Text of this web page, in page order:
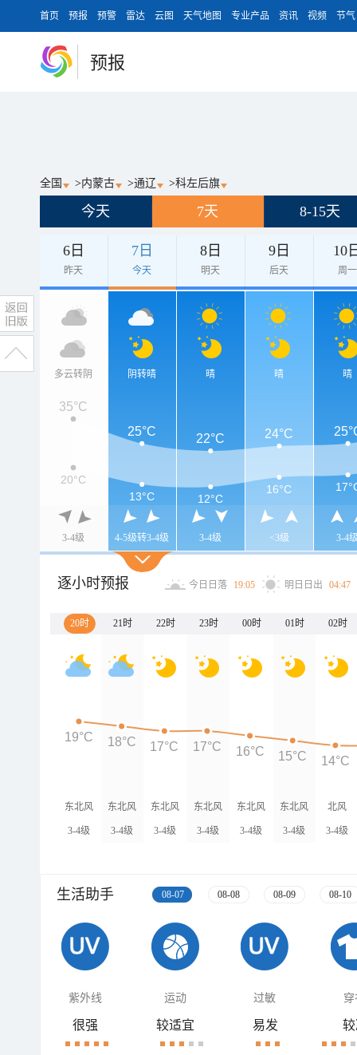
首页 预报 预警 雷达 云图 天气地图 专业产品 资讯 视频 节气
预报
全国 >内蒙古 >通辽 >科左后旗
今天 7天 8-15天
6日
昨天
7日
今天
8日
明天
9日
后天
10
周一
多云转阴
3-4级
阴转晴
4-5级转3-4级
晴
3-4级
晴
<3级
晴
3-4
35°C
25°C
22°C 24°C
20°C
13°C
12°C
16°C
逐小时预报 今日日落 19:05 明日日出 04:47
20时 21时 22时 23时 00时 01时 02时
东北风
3-4级
东北风
3-4级
东北风
3-4级
东北风
3-4级
东北风
3-4级
东北风
3-4级
北风
3-4级
19°C 18°C 17°C 17°C 16°C 15°C 14°C
生活助手 08-07 08-08 08-09 08-10
紫外线 运动 过敏 穿
很强 较适宜 易发